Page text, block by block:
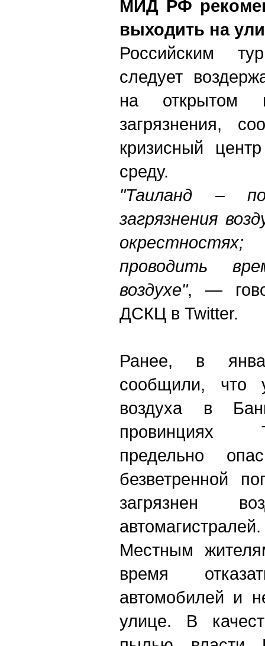
МИД РФ
выходить на
Российским
следует
на открытом
загрязнения,
кризисный
среду.
"Таиланд –
загрязнения
проводить
воздухе", —
ДСКЦ в Twitter.
Ранее, в
сообщили, что
воздуха в
провинциях
предельно
безветренной
загрязнен
автомагистралей.
Местным
время
автомобилей и
улице. В